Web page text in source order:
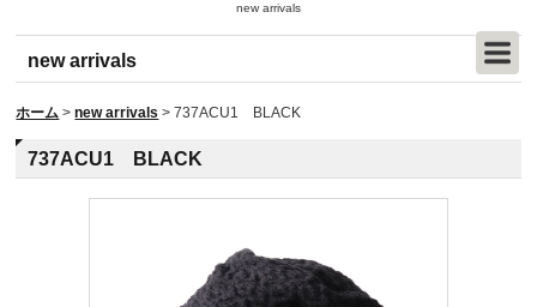
new arrivals
new arrivals
ホーム > new arrivals > 737ACU1 BLACK
737ACU1 BLACK